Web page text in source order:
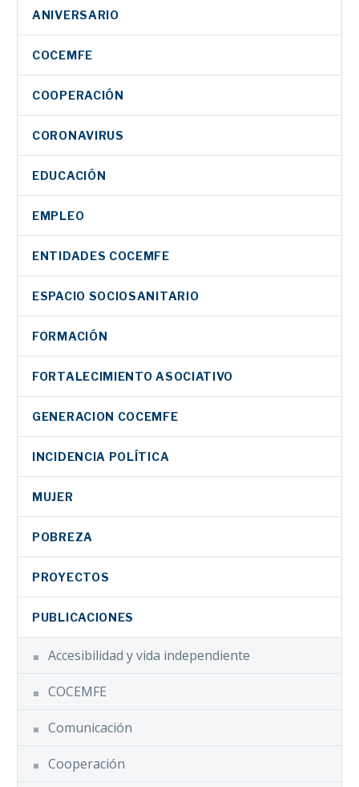
ANIVERSARIO
COCEMFE
COOPERACIÓN
CORONAVIRUS
EDUCACIÓN
EMPLEO
ENTIDADES COCEMFE
ESPACIO SOCIOSANITARIO
FORMACIÓN
FORTALECIMIENTO ASOCIATIVO
GENERACION COCEMFE
INCIDENCIA POLÍTICA
MUJER
POBREZA
PROYECTOS
PUBLICACIONES
Accesibilidad y vida independiente
COCEMFE
Comunicación
Cooperación